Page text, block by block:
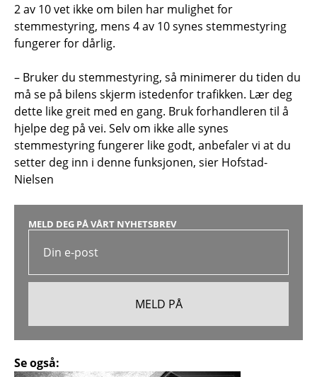
2 av 10 vet ikke om bilen har mulighet for
stemmestyring, mens 4 av 10 synes stemmestyring
fungerer for dårlig.
– Bruker du stemmestyring, så minimerer du tiden du
må se på bilens skjerm istedenfor trafikken. Lær deg
dette like greit med en gang. Bruk forhandleren til å
hjelpe deg på vei. Selv om ikke alle synes
stemmestyring fungerer like godt, anbefaler vi at du
setter deg inn i denne funksjonen, sier Hofstad-
Nielsen
MELD DEG PÅ VÅRT NYHETSBREV
Se også: